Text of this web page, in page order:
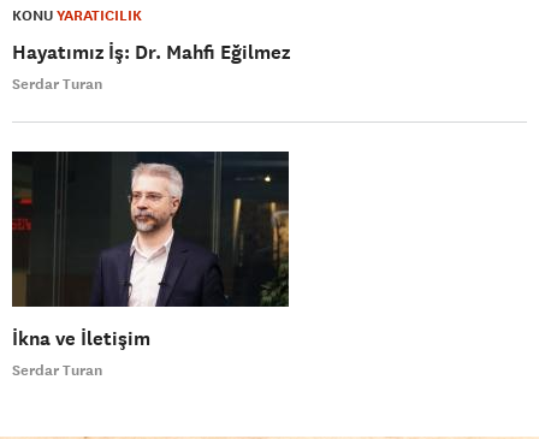
KONUYARATICILIK
Hayatımız İş: Dr. Mahfi Eğilmez
Serdar Turan
İkna ve İletişim
Serdar Turan